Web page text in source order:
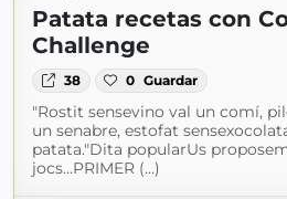
Patata recetas con
Challenge
38 0 Guardar
"Rostit sensevino val un comí,
un senabre, estofat
patata."Dita popularUs
jocs...PRIMER (...)